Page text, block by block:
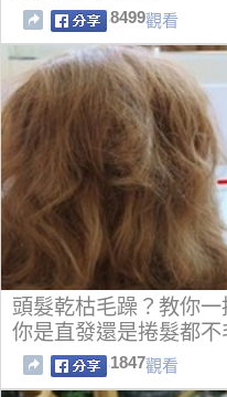
8499觀看
頭髮乾枯毛躁？教你
你是直發還是捲髮都不
1847觀看